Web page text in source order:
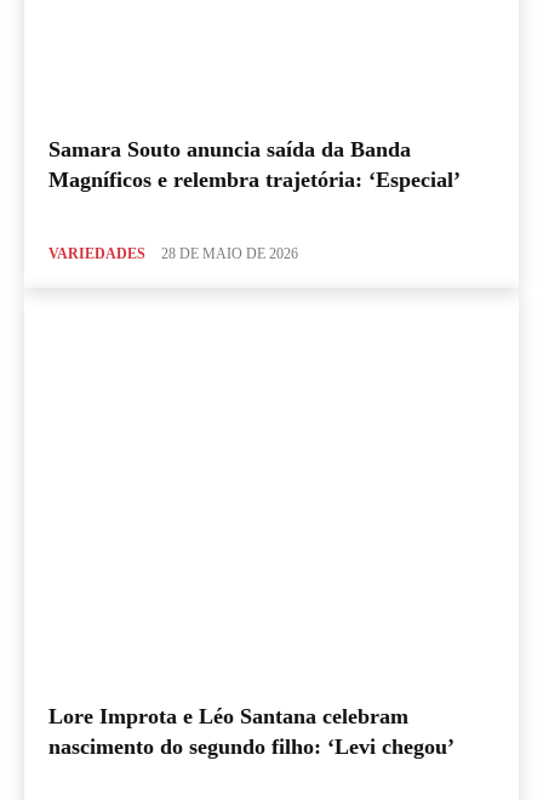
Samara Souto anuncia saída da Banda
Magníficos e relembra trajetória: ‘Especial’
VARIEDADES 28 DE MAIO DE 2026
Lore Improta e Léo Santana celebram
nascimento do segundo filho: ‘Levi chegou’